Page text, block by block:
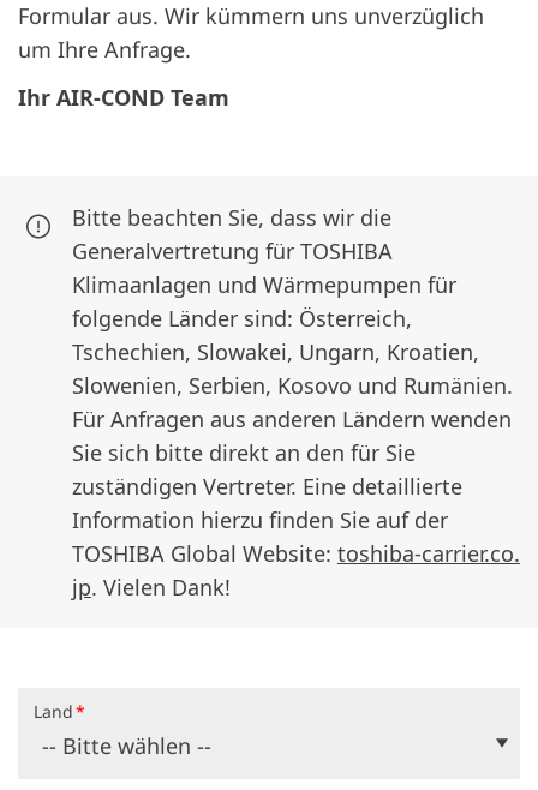
Formular aus. Wir kümmern uns unverzüglich
um Ihre Anfrage.
Ihr AIR-COND Team
Bitte beachten Sie, dass wir die
Generalvertretung für TOSHIBA
Klimaanlagen und Wärmepumpen für
folgende Länder sind: Österreich,
Tschechien, Slowakei, Ungarn, Kroatien,
Slowenien, Serbien, Kosovo und Rumänien.
Für Anfragen aus anderen Ländern wenden
Sie sich bitte direkt an den für Sie
zuständigen Vertreter. Eine detaillierte
Information hierzu finden Sie auf der
TOSHIBA Global Website: toshiba-carrier.co.
jp. Vielen Dank!
Land*